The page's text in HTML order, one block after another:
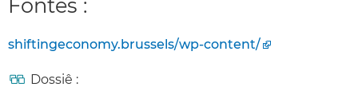
Fontes :
shiftingeconomy.brussels/wp-content/
Dossiê :